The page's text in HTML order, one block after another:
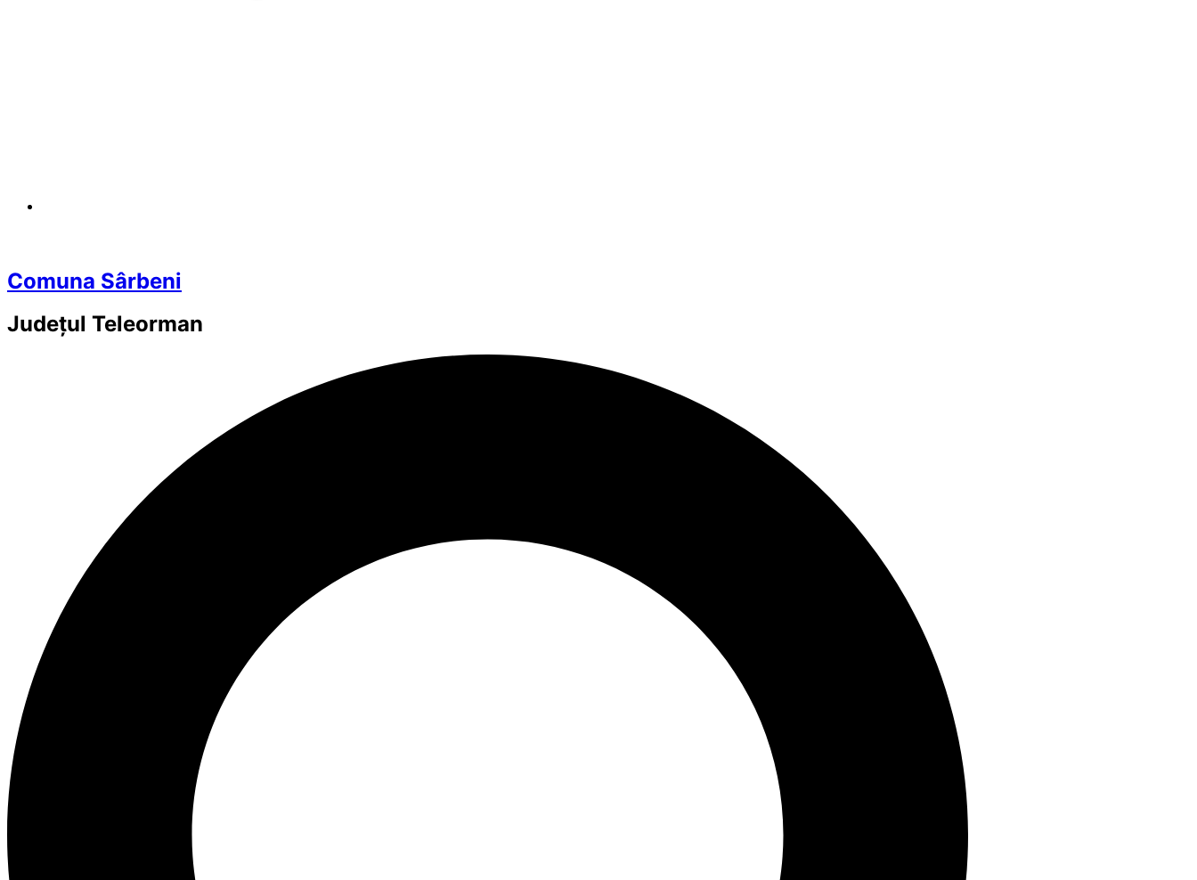
Comuna Sârbeni
Județul Teleorman